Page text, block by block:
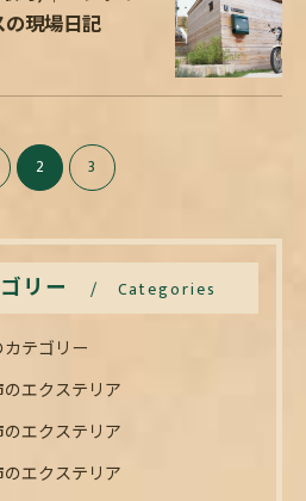
現場日記
2 3
リー Categories
テゴリー
エクステリア
エクステリア
エクステリア